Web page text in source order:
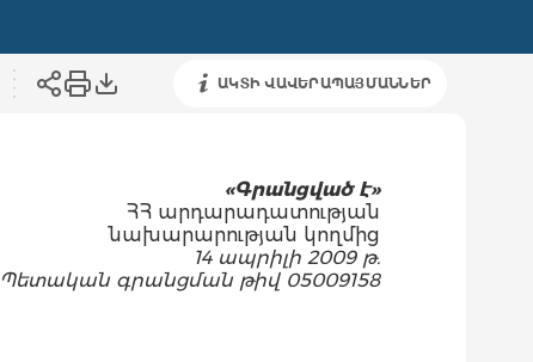
ԱԿՏԻ ՎԱՎԵՐԱՊԱՅՄԱՆՆԵՐ
«Գրանցված է»
ՀՀ արդարադատության
նախարարության կողմից
14 ապրիլի 2009 թ.
Պետական գրանցման թիվ 05009158